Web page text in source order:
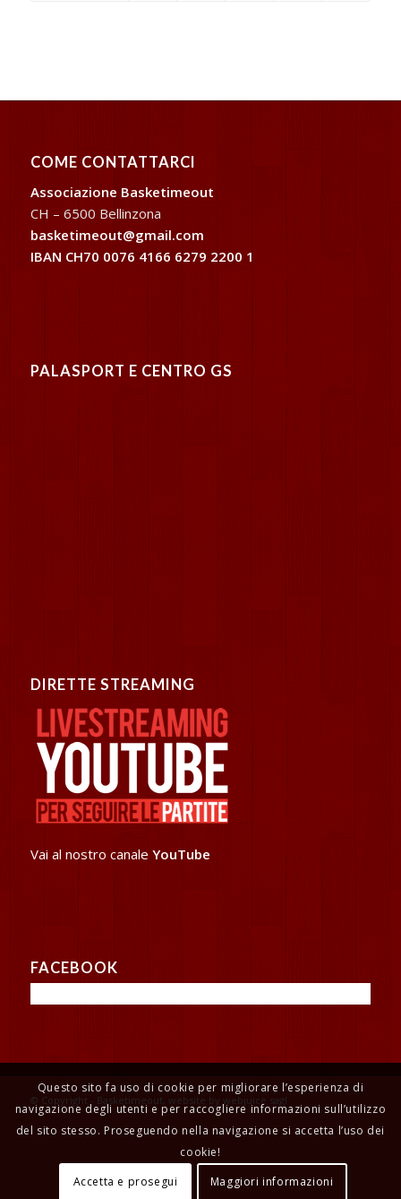
COME CONTATTARCI
Associazione Basketimeout
CH – 6500 Bellinzona
basketimeout@gmail.com
IBAN CH70 0076 4166 6279 2200 1
PALASPORT E CENTRO GS
DIRETTE STREAMING
Vai al nostro canale YouTube
FACEBOOK
© Copyright - Basketimeout, website by webjuice sagl
Questo sito fa uso di cookie per migliorare l’esperienza di
navigazione degli utenti e per raccogliere informazioni sull’utilizzo
del sito stesso. Proseguendo nella navigazione si accetta l’uso dei
cookie!
Accetta e prosegui
Maggiori informazioni